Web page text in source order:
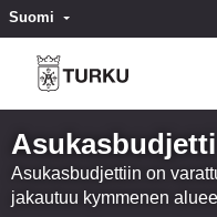
Suomi Valitse kieli
Asukasbudjetti
Asukasbudjettiin on
jakautuu kymmenen